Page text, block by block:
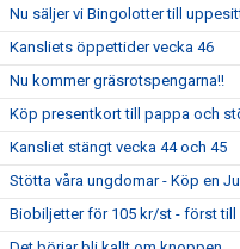
Nu säljer vi Bingolotter till
Kansliets öppettider vecka 46
Nu kommer gräsrotspengarna!!
Köp presentkort till pappa och
Kansliet stängt vecka 44 och 45
Stötta våra ungdomar - Köp en
Biobiljetter för 105 kr/st - först till